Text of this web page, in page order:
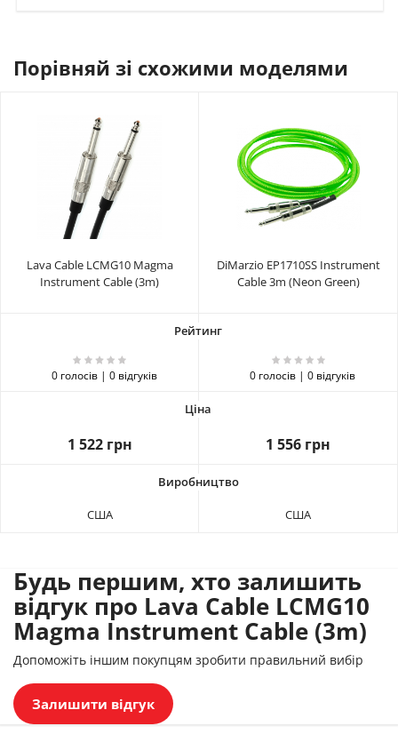
Порівняй зі схожими моделями
Lava Cable LCMG10 Magma
Instrument Cable (3m)
DiMarzio EP1710SS Instrument
Cable 3m (Neon Green)
0 голосів | 0 відгуків 0 голосів | 0 відгуків
1 522 грн 1 556 грн
США США
Будь першим, хто залишить
відгук про Lava Cable LCMG10
Magma Instrument Cable (3m)
Допоможіть іншим покупцям зробити правильний вибір
Залишити відгук